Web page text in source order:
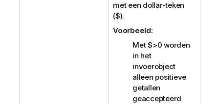
met een dollar-teken
($).
Voorbeeld:
Met$>0 worden
in het
invoerobject
alleen positieve
getallen
geaccepteerd